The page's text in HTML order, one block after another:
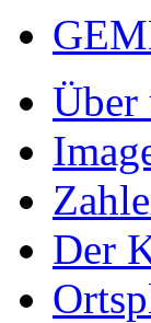
Über
Der